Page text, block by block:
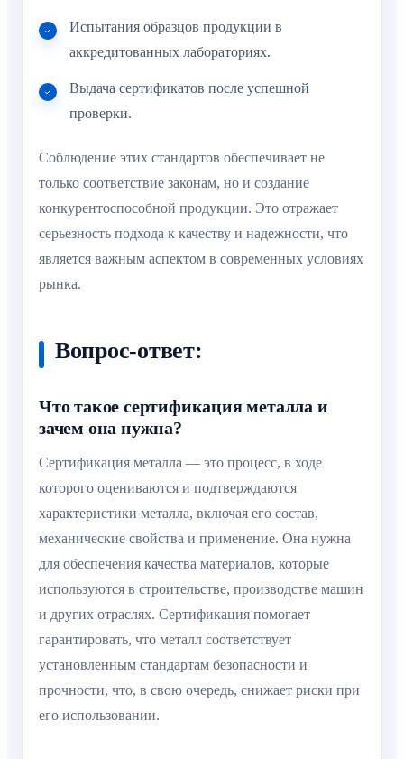
Испытания образцов продукции в
аккредитованных лабораториях.
Выдача сертификатов после успешной
проверки.
Соблюдение этих стандартов обеспечивает не
только соответствие законам, но и создание
конкурентоспособной продукции. Это отражает
серьезность подхода к качеству и надежности, что
является важным аспектом в современных условиях
рынка.
Вопрос-ответ:
Что такое сертификация металла и
зачем она нужна?
Сертификация металла — это процесс, в ходе
которого оцениваются и подтверждаются
характеристики металла, включая его состав,
механические свойства и применение. Она нужна
для обеспечения качества материалов, которые
используются в строительстве, производстве машин
и других отраслях. Сертификация помогает
гарантировать, что металл соответствует
установленным стандартам безопасности и
прочности, что, в свою очередь, снижает риски при
его использовании.